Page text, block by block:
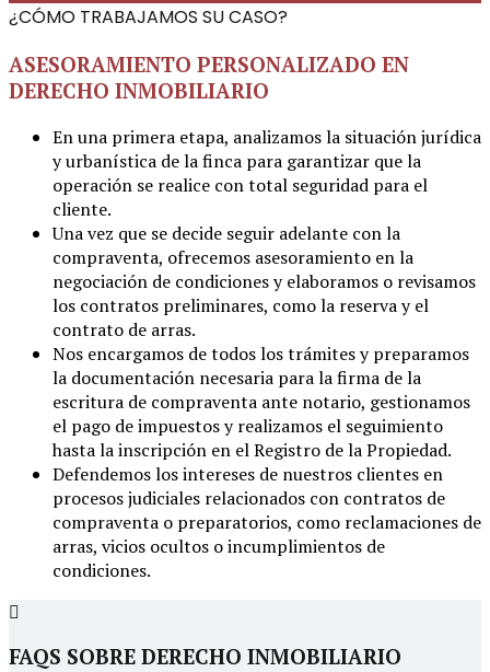
¿CÓMO TRABAJAMOS SU CASO?
ASESORAMIENTO PERSONALIZADO EN
DERECHO INMOBILIARIO
En una primera etapa, analizamos la situación jurídica
y urbanística de la finca para garantizar que la
operación se realice con total seguridad para el
cliente.
Una vez que se decide seguir adelante con la
compraventa, ofrecemos asesoramiento en la
negociación de condiciones y elaboramos o revisamos
los contratos preliminares, como la reserva y el
contrato de arras.
Nos encargamos de todos los trámites y preparamos
la documentación necesaria para la firma de la
escritura de compraventa ante notario, gestionamos
el pago de impuestos y realizamos el seguimiento
hasta la inscripción en el Registro de la Propiedad.
Defendemos los intereses de nuestros clientes en
procesos judiciales relacionados con contratos de
compraventa o preparatorios, como reclamaciones de
arras, vicios ocultos o incumplimientos de
condiciones.
FAQS SOBRE DERECHO INMOBILIARIO